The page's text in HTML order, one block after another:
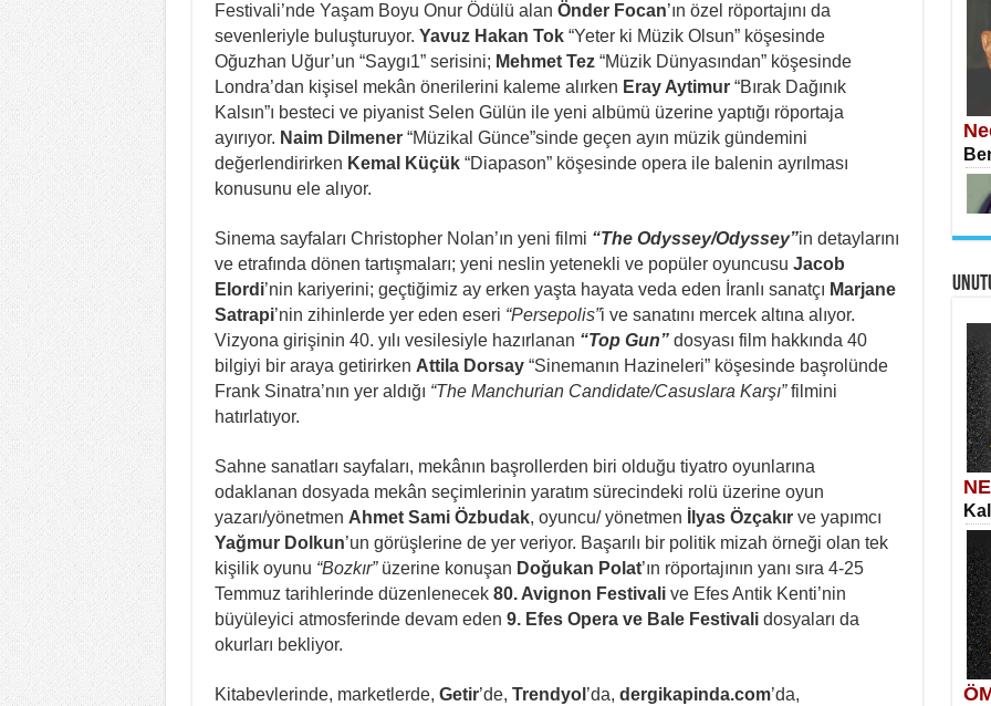
Festivali’nde Yaşam Boyu Onur Ödülü alan Önder Focan’ın özel röportajını da
sevenleriyle buluşturuyor. Yavuz Hakan Tok “Yeter ki Müzik Olsun” köşesinde
Oğuzhan Uğur’un “Saygı1” serisini; Mehmet Tez“Müzik Dünyasından” köşesinde
Londra’dan kişisel mekân önerilerini kaleme alırken Eray Aytimur “Bırak Dağınık
Kalsın”ı besteci ve piyanist Selen Gülün ile yeni albümü üzerine yaptığı röportaja
ayırıyor. Naim Dilmener“Müzikal Günce”sinde geçen ayın müzik gündemini
değerlendirirken Kemal Küçük“Diapason” köşesinde opera ile balenin ayrılması
konusunu ele alıyor.
Sinema sayfaları Christopher Nolan’ın yeni filmi “The Odyssey/Odyssey”in detaylarını
ve etrafında dönen tartışmaları; yeni neslin yetenekli ve popüler oyuncusu Jacob
Elordi’nin kariyerini; geçtiğimiz ay erken yaşta hayata veda eden İranlı sanatçı Marjane
Satrapi’nin zihinlerde yer eden eseri “Persepolis”i ve sanatını mercek altına alıyor.
Vizyona girişinin 40. yılı vesilesiyle hazırlanan “Top Gun”dosyası film hakkında 40
bilgiyi bir araya getirirken Attila Dorsay “Sinemanın Hazineleri” köşesinde başrolünde
Frank Sinatra’nın yer aldığı “The Manchurian Candidate/Casuslara Karşı”filmini
hatırlatıyor.
Sahne sanatları sayfaları, mekânın başrollerden biri olduğu tiyatro oyunlarına
odaklanan dosyada mekân seçimlerinin yaratım sürecindeki rolü üzerine oyun
yazarı/yönetmen Ahmet Sami Özbudak, oyuncu/ yönetmen İlyas Özçakır ve yapımcı
Yağmur Dolkun’un görüşlerine de yer veriyor. Başarılı bir politik mizah örneği olan tek
kişilik oyunu “Bozkır”üzerine konuşan Doğukan Polat’ın röportajının yanı sıra 4-25
Temmuz tarihlerinde düzenlenecek 80. Avignon Festivalive Efes Antik Kenti’nin
büyüleyici atmosferinde devam eden 9. Efes Opera ve Bale Festivalidosyaları da
okurları bekliyor.
Kitabevlerinde, marketlerde, Getir’de, Trendyol ’da, dergikapinda.com’da,
İki